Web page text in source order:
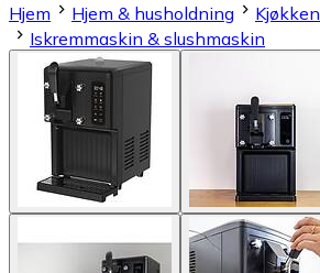
Hjem
Hjem & husholdning Kjøkken
Iskremmaskin & slushmaskin